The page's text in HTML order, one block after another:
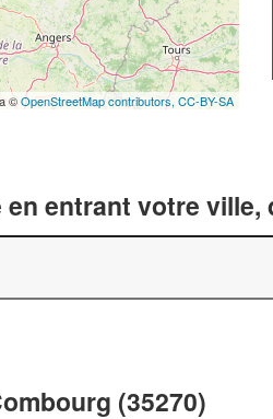
©OpenStreetMap contributors, CC-BY-SA
entrant votre
(35270)